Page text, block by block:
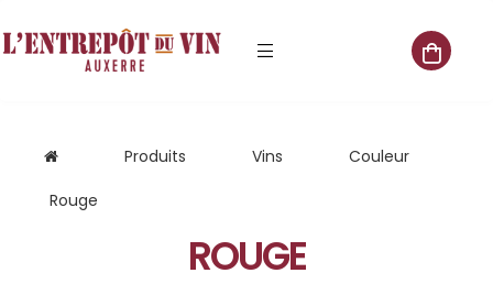
Produits Vins
Couleur
Rouge
ROUGE